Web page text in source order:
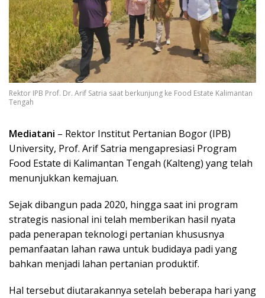
Rektor IPB Prof. Dr. Arif Satria saat berkunjung ke Food Estate Kalimantan
Tengah
Mediatani – Rektor Institut Pertanian Bogor (IPB)
University, Prof. Arif Satria mengapresiasi Program
Food Estate di Kalimantan Tengah (Kalteng) yang telah
menunjukkan kemajuan.
Sejak dibangun pada 2020, hingga saat ini program
strategis nasional ini telah memberikan hasil nyata
pada penerapan teknologi pertanian khususnya
pemanfaatan lahan rawa untuk budidaya padi yang
bahkan menjadi lahan pertanian produktif.
Hal tersebut diutarakannya setelah beberapa hari yang